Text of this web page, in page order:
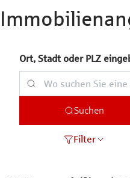
Ort, Stadt oder PLZ
Suchen
Filter